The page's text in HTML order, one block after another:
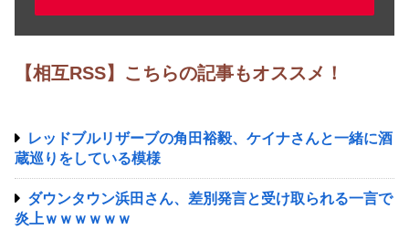
【相互RSS】こちらの記事もオススメ！
レッドブルリザーブの角田裕毅、ケイナさんと一緒に酒
蔵巡りをしている模様
ダウンタウン浜田さん、差別発言と受け取られる一言で
炎上ｗｗｗｗｗｗ